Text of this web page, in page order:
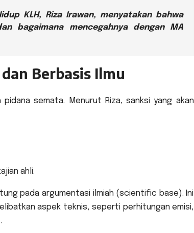
KLH, Riza Irawan, menyatakan bahwa
bagaimana mencegahnya dengan MA
Berbasis Ilmu
semata. Menurut Riza, sanksi yang akan
ahli.
pada argumentasi ilmiah (scientific base). Ini
aspek teknis, seperti perhitungan emisi,